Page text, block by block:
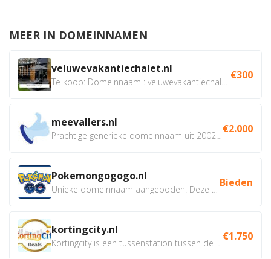
MEER IN DOMEINNAMEN
veluwevakantiechalet.nl €300
meevallers.nl €2.000
Pokemongogogo.nl Bieden
kortingcity.nl €1.750